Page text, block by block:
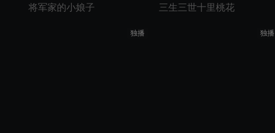
将军家的小娘子 三生三世十里桃花
独播 独播